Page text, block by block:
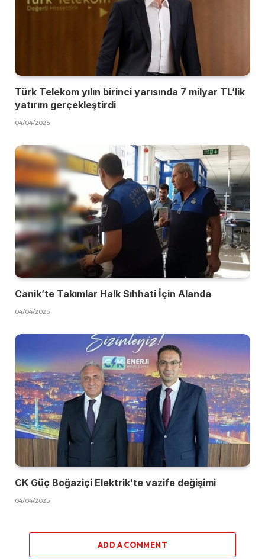
Türk Telekom yılın birinci yarısında 7 milyar TL’lik
yatırım gerçekleştirdi
04/04/2025
Canik’te Takımlar Halk Sıhhati İçin Alanda
04/04/2025
CK Güç Boğaziçi Elektrik’te vazife değişimi
04/04/2025
ADD A COMMENT